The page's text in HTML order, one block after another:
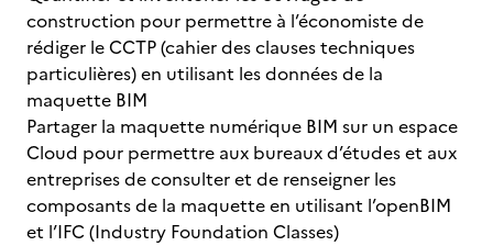
construction pour permettre à l’économiste de
rédiger le CCTP (cahier des clauses techniques
particulières) en utilisant les données de la
maquette BIM
Partager la maquette numérique BIM sur un espace
Cloud pour permettre aux bureaux d’études et aux
entreprises de consulter et de renseigner les
composants de la maquette en utilisant l’openBIM
et l’IFC (Industry Foundation Classes)